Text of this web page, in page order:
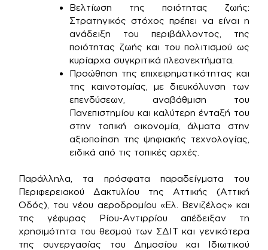
Βελτίωση της ποιότητας ζωής:
Στρατηγικός στόχος πρέπει να είναι η
ανάδειξη του περιβάλλοντος, της
ποιότητας ζωής και του πολιτισμού ως
κυρίαρχα συγκριτικά πλεονεκτήματα.
Προώθηση της επιχειρηματικότητας και
της καινοτομίας, με διευκόλυνση των
επενδύσεων, αναβάθμιση του
Πανεπιστημίου και καλύτερη ένταξή του
στην τοπική οικονομία, άλματα στην
αξιοποίηση της ψηφιακής τεχνολογίας,
ειδικά από τις τοπικές αρχές.
Παράλληλα, τα πρόσφατα παραδείγματα του
Περιφερειακού Δακτυλίου της Αττικής (Αττική
Οδός), του νέου αεροδρομίου «Ελ. Βενιζέλος» και
της γέφυρας Ρίου-Αντιρρίου απέδειξαν τη
χρησιμότητα του θεσμού των ΣΔΙΤ και γενικότερα
της συνεργασίας του Δημοσίου και Ιδιωτικού